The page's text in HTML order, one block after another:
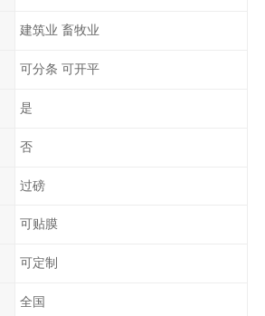
建筑业 畜牧业
可分条 可开平
是
否
过磅
可贴膜
可定制
全国